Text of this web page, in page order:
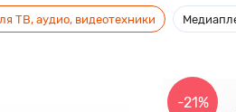
ТВ, аудио, видеотехники
-21%